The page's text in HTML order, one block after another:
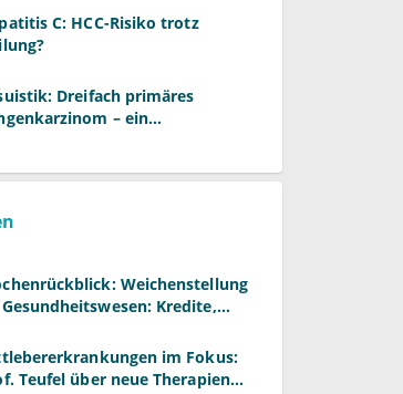
C: HCC-Risiko trotz
Dreifach primäres
– ein
Weichenstellung
Kredite,
im Fokus:
Teufel über neue Therapien